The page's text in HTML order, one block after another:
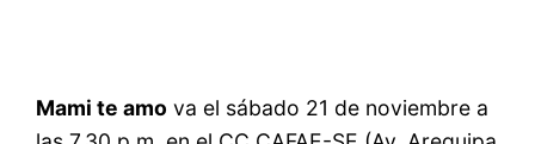
Mami te amo va el sábado 21 de noviembre a